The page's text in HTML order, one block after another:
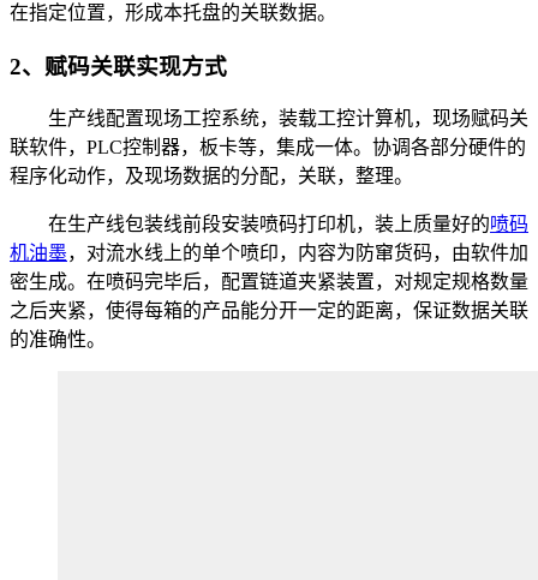
在指定位置，形成本托盘的关联数据。
2、赋码关联实现方式
生产线配置现场工控系统，装载工控计算机，现场赋码关
联软件，PLC控制器，板卡等，集成一体。协调各部分硬件的
程序化动作，及现场数据的分配，关联，整理。
在生产线包装线前段安装喷码打印机，装上质量好的喷码
机油墨，对流水线上的单个喷印，内容为防窜货码，由软件加
密生成。在喷码完毕后，配置链道夹紧装置，对规定规格数量
之后夹紧，使得每箱的产品能分开一定的距离，保证数据关联
的准确性。